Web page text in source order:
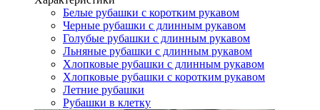
Белые рубашки с коротким рукавом
Черные рубашки с длинным рукавом
Голубые рубашки с длинным рукавом
Льняные рубашки с длинным рукавом
Хлопковые рубашки с длинным рукавом
Хлопковые рубашки с коротким рукавом
Летние рубашки
Рубашки в клетку